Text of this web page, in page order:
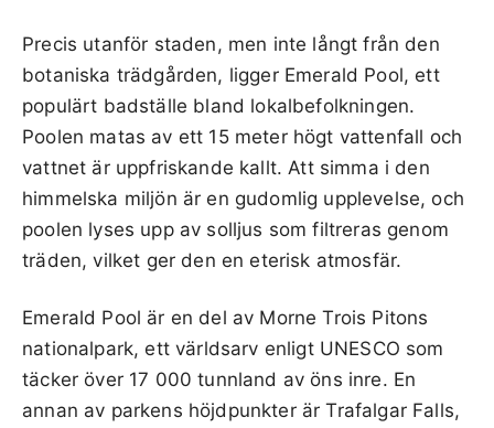
Precis utanför staden, men inte långt från den
botaniska trädgården, ligger Emerald Pool, ett
populärt badställe bland lokalbefolkningen.
Poolen matas av ett 15 meter högt vattenfall och
vattnet är uppfriskande kallt. Att simma i den
himmelska miljön är en gudomlig upplevelse, och
poolen lyses upp av solljus som filtreras genom
träden, vilket ger den en eterisk atmosfär.
Emerald Pool är en del av Morne Trois Pitons
nationalpark, ett världsarv enligt UNESCO som
täcker över 17 000 tunnland av öns inre. En
annan av parkens höjdpunkter är Trafalgar Falls,